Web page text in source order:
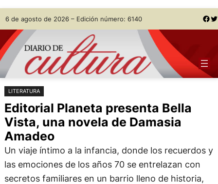
Saltar
al
contenido
Skip
to
content
6 de agosto de 2026 – Edición número: 6140 Facebook Twitter
LITERATURA
Editorial Planeta presenta Bella
Vista, una novela de Damasia
Amadeo
Un viaje íntimo a la infancia, donde los recuerdos y
las emociones de los años 70 se entrelazan con
secretos familiares en un barrio lleno de historia,